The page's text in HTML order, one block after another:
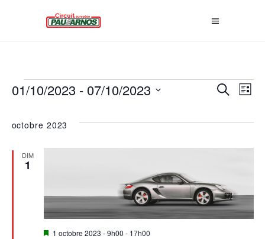
ÉVÈNEMENTS R
C
H
R
C
Recherche
N
A
V
G
Liste
01/10/2023 - 07/10/2023
une
octobre 2023
DIM
1
Mis
1 octobre 2023 - 9h00 - 17h00